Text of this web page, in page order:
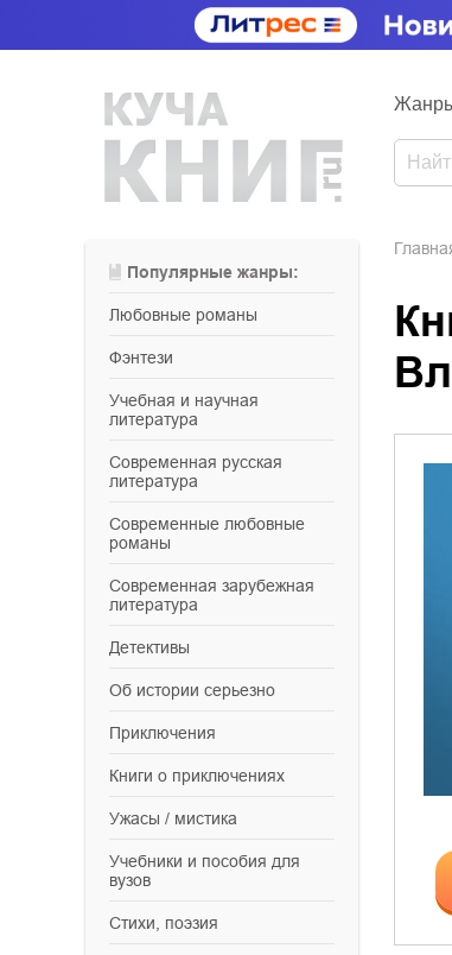
Популярные жанры:
любовные романы
фэнтези
учебная и научная
литература
современная русская
литература
современные любовные
романы
современная зарубежная
литература
детективы
об истории серьезно
приключения
книги о приключениях
ужасы / мистика
учебники и пособия для
вузов
cтихи, поэзия